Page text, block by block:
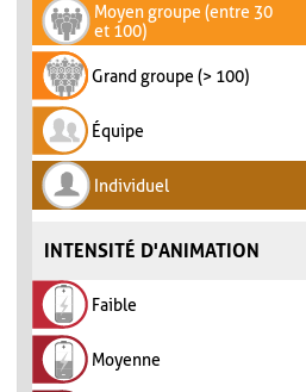
Moyen groupe (entre 30
et 100)
Grand groupe (> 100)
Équipe
Individuel
INTENSITÉ D'ANIMATION
Faible
Moyenne